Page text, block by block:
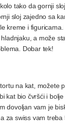
tako da gornji
sloj zajedno sa
kreme i
a može
Dobar tek!
na kat, možete
kat bio čvršći i
dovoljan vam je
za swiss vam treba